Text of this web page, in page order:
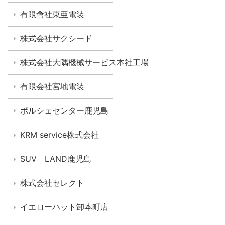
有限會社東亜電装
株式会社サクシード
株式会社大隅機械サービス本社工場
有限会社宮地電装
ポルシェセンター鹿児島
KRM service株式会社
SUV LAND鹿児島
株式会社セレクト
イエローハット卸本町店